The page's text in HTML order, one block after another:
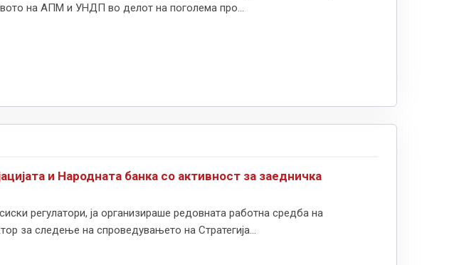
на АПМ и УНДП во делот на поголема про...
и Народната банка со активност за заедничка
регулатори, ја организираше редовната работна средба на
за следење на спроведувањето на Стратегија...